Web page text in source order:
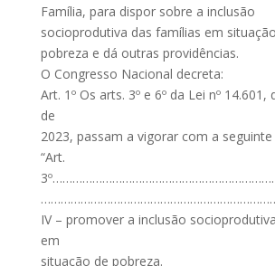
Família, para dispor sobre a inclusão
socioprodutiva das famílias em
pobreza e dá outras providências.
O Congresso Nacional decreta:
Art. 1º Os arts. 3º e 6º da Lei nº
de
2023, passam a vigorar com a seguinte
“Art.
IV – promover a inclusão
em
situação de pobreza.